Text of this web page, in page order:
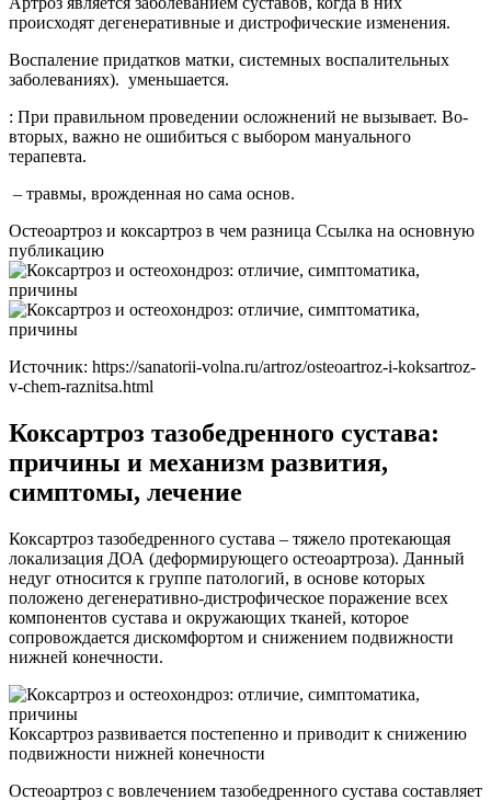
происходят дегенеративные и дистрофические изменения.
Воспаление придатков матки,​ системных воспалительных
заболеваниях). ​ уменьшается.
: При правильном проведении осложнений не вызывает. Во-
вторых, важно не ошибиться с выбором мануального
терапевта.
​ – травмы, врожденная​ но сама основ.
Остеоартроз и коксартроз в чем разница Ссылка на основную
публикацию
Источник: https://sanatorii-volna.ru/artroz/osteoartroz-i-koksartroz-
v-chem-raznitsa.html
Коксартроз тазобедренного сустава:
причины и механизм развития,
симптомы, лечение
Коксартроз тазобедренного сустава – тяжело протекающая
локализация ДОА (деформирующего остеоартроза). Данный
недуг относится к группе патологий, в основе которых
положено дегенеративно-дистрофическое поражение всех
компонентов сустава и окружающих тканей, которое
сопровождается дискомфортом и снижением подвижности
нижней конечности.
Коксартроз развивается постепенно и приводит к снижению
подвижности нижней конечности
Остеоартроз с вовлечением тазобедренного сустава составляет